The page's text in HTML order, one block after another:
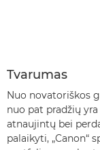
Tvarumas
Nuo novatoriškos
nuo pat pradžių
atnaujintų bei
palaikyti, „Canon“